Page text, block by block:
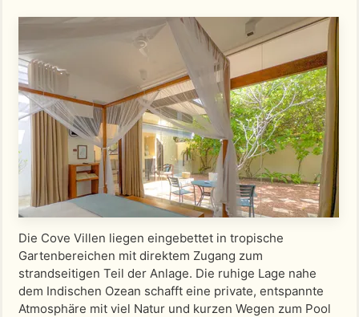
Die Cove Villen liegen eingebettet in tropische
Gartenbereichen mit direktem Zugang zum
strandseitigen Teil der Anlage. Die ruhige Lage nahe
dem Indischen Ozean schafft eine private, entspannte
Atmosphäre mit viel Natur und kurzen Wegen zum Pool